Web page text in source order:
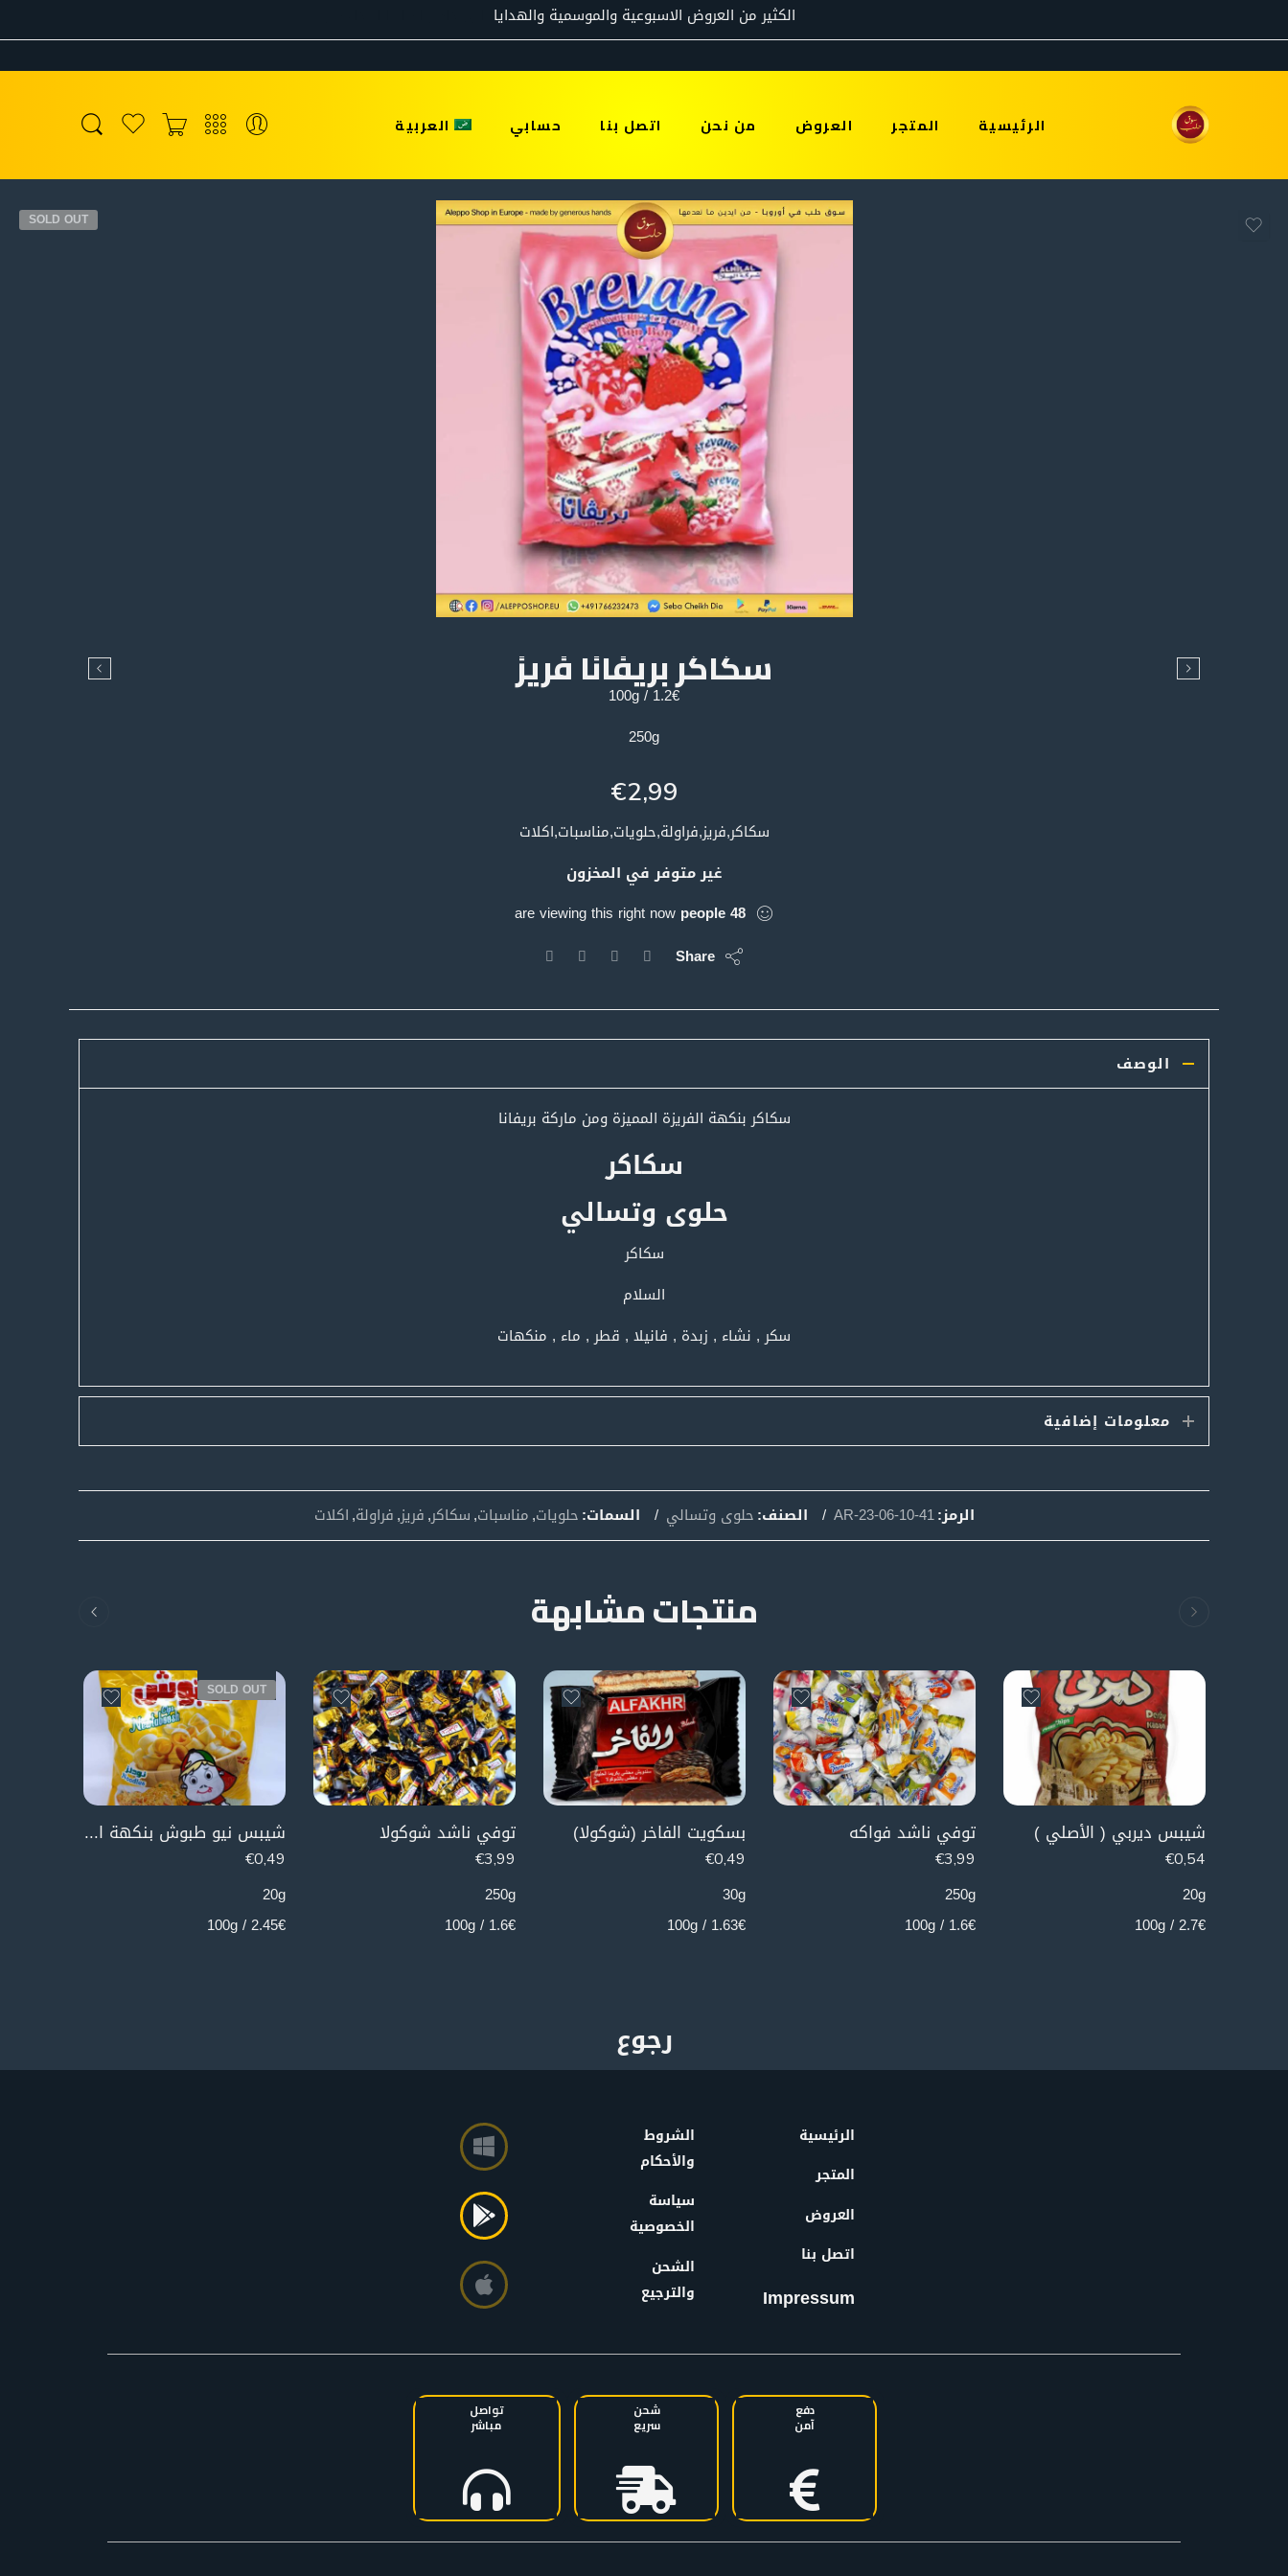
الرئيسية المتجر العروض من نحن اتصل بنا حسابي العربية
SOLD OUT
سكاكر بريفانا فريز
1.2€ / 100g
250g
€2,99
سكاكر,فريز,فراولة,حلويات,مناسبات,اكلات
غير متوفر في المخزون
48
people
are viewing this right now
Share
الوصف
سكاكر بنكهة الفريزة المميزة ومن ماركة بريفانا
سكاكر
حلوى وتسالي
سكاكر
السلام
سكر , نشاء , زبدة , فانيلا , قطر , ماء , منكهات
معلومات إضافية
الرمز:AR-23-06-10-41 الصنف:حلوى وتسالي السمات:حلويات,مناسبات,سكاكر,فريز,فراولة,اكلات
منتجات مشابهة
شيبس ديربي ( الأصلي )
€0,54
20g
2.7€ / 100g
توفي ناشد فواكه
€3,99
250g
1.6€ / 100g
بسكويت الفاخر (شوكولا)
€0,49
30g
1.63€ / 100g
توفي ناشد شوكولا
€3,99
250g
1.6€ / 100g
SOLD OUT
شيبس نيو طبوش بنكهة النودلز
€0,49
20g
2.45€ / 100g
الرئيسية
المتجر
العروض
اتصل بنا
Impressum
الشروط
والأحكام
سياسة
الخصوصية
الشحن
والترجيع
دفع
آمن
شحن
سريع
تواصل
مباشر